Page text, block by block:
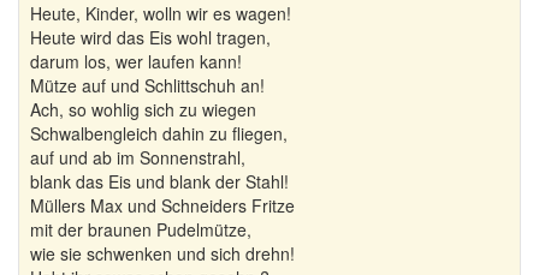
Heute, Kinder, wolln wir es wagen!
Heute wird das Eis wohl tragen,
darum los, wer laufen kann!
Mütze auf und Schlittschuh an!
Ach, so wohlig sich zu wiegen
Schwalbengleich dahin zu fliegen,
auf und ab im Sonnenstrahl,
blank das Eis und blank der Stahl!
Müllers Max und Schneiders Fritze
mit der braunen Pudelmütze,
wie sie schwenken und sich drehn!